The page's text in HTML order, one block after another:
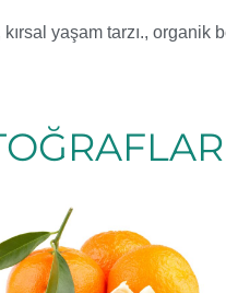
kırsal yaşam tarzı., organik